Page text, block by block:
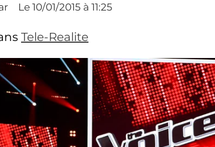
Le 10/01/2015 à 11:25
Tele-Realite